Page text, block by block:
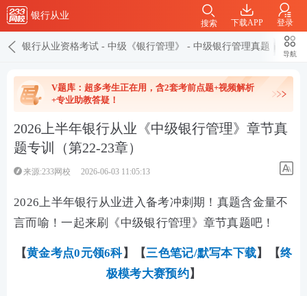
银行从业
下载APP 登录
搜索
银行从业资格考试 - 中级《银行管理》 - 中级银行管理真题
导航
V题库：超多考生正在用，含2套考前点题+视频解析
+专业助教答疑！
2026上半年银行从业《中级银行管理》章节真
题专训（第22-23章）
来源:233网校 2026-06-03 11:05:13
2026上半年银行从业进入备考冲刺期！真题含金量不
言而喻！一起来刷《中级银行管理》章节真题吧！
【黄金考点0元领6科】 【三色笔记/默写本下载】【终
极模考大赛预约】